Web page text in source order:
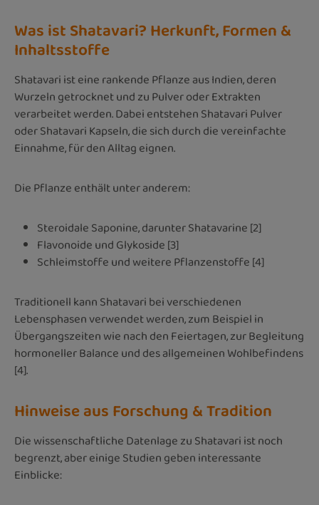
Was ist Shatavari? Herkunft, Formen &
Inhaltsstoffe
Shatavari ist eine rankende Pflanze aus Indien, deren
Wurzeln getrocknet und zu Pulver oder Extrakten
verarbeitet werden. Dabei entstehen Shatavari Pulver
oder Shatavari Kapseln, die sich durch die vereinfachte
Einnahme, für den Alltag eignen.
Die Pflanze enthält unter anderem:
Steroidale Saponine, darunter Shatavarine [2]
Flavonoide und Glykoside [3]
Schleimstoffe und weitere Pflanzenstoffe [4]
Traditionell kann Shatavari bei verschiedenen
Lebensphasen verwendet werden, zum Beispiel in
Übergangszeiten wie nach den Feiertagen, zur Begleitung
hormoneller Balance und des allgemeinen Wohlbefindens
[4].
Hinweise aus Forschung & Tradition
Die wissenschaftliche Datenlage zu Shatavari ist noch
begrenzt, aber einige Studien geben interessante
Einblicke: